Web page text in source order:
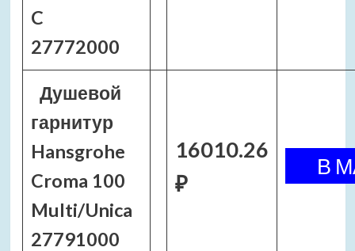
C
27772000
Душевой
гарнитур
Hansgrohe
Croma 100
Multi/Unica
27791000
16010.26
₽